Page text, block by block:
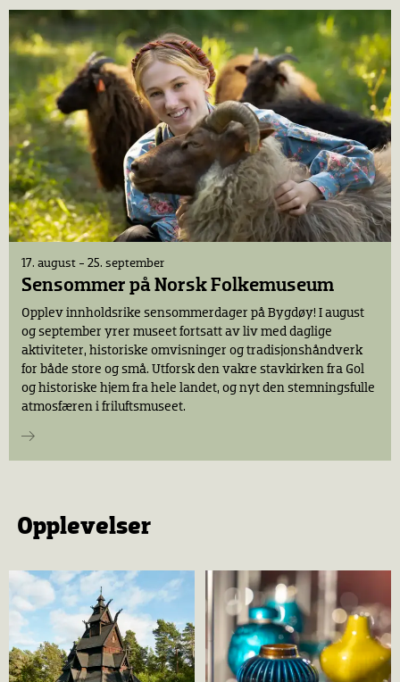
17. august - 25. september
Sensommer på Norsk Folkemuseum
Opplev innholdsrike sensommerdager på Bygdøy! I august
og september yrer museet fortsatt av liv med daglige
aktiviteter, historiske omvisninger og tradisjonshåndverk
for både store og små. Utforsk den vakre stavkirken fra Gol
og historiske hjem fra hele landet, og nyt den stemningsfulle
atmosfæren i friluftsmuseet.
Opplevelser